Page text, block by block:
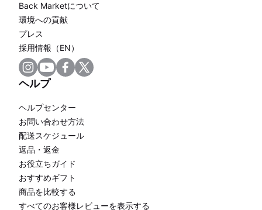
Back Marketについて
環境への貢献
プレス
採用情報（EN）
ヘルプ
ヘルプセンター
お問い合わせ方法
配送スケジュール
返品・返金
お役立ちガイド
おすすめギフト
商品を比較する
すべてのお客様レビューを表示する